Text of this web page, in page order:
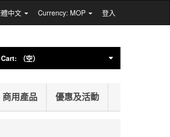
中文 Currency: MOP 登入
Cart: （空）
商用產品 優惠及活動